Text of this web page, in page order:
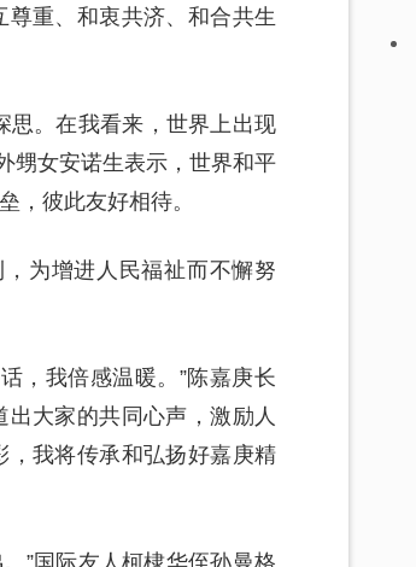
重、和衷共济、和合共生
思。在我看来，世界上出现
甥女安诺生表示，世界和平
，彼此友好相待。
为增进人民福祉而不懈努
，我倍感温暖。”陈嘉庚长
大家的共同心声，激励人
我将传承和弘扬好嘉庚精
”国际友人柯棣华侄孙曼格